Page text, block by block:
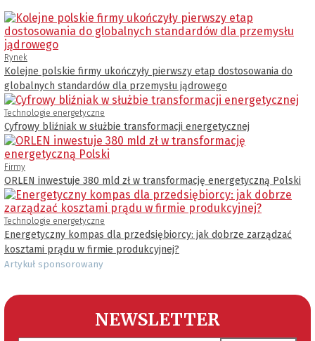
Rynek
Kolejne polskie firmy ukończyły pierwszy etap dostosowania do
globalnych standardów dla przemysłu jądrowego
Technologie energetyczne
Cyfrowy bliźniak w służbie transformacji energetycznej
Firmy
ORLEN inwestuje 380 mld zł w transformację energetyczną Polski
Technologie energetyczne
Energetyczny kompas dla przedsiębiorcy: jak dobrze zarządzać
kosztami prądu w firmie produkcyjnej?
Artykuł sponsorowany
NEWSLETTER